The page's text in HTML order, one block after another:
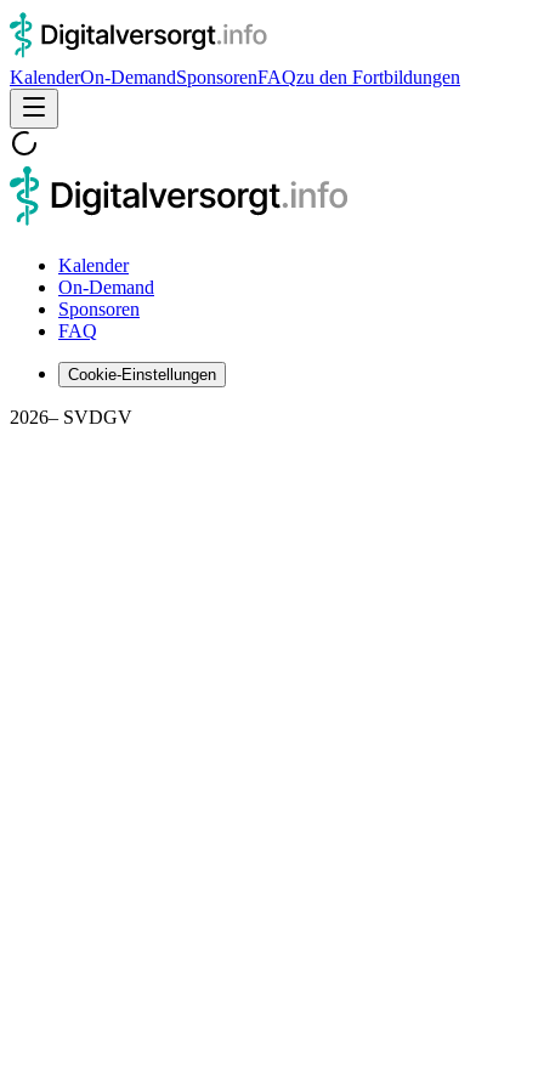
KalenderOn-DemandSponsorenFAQzu den Fortbildungen
Kalender
On-Demand
Sponsoren
FAQ
Cookie-Einstellungen
2026– SVDGV